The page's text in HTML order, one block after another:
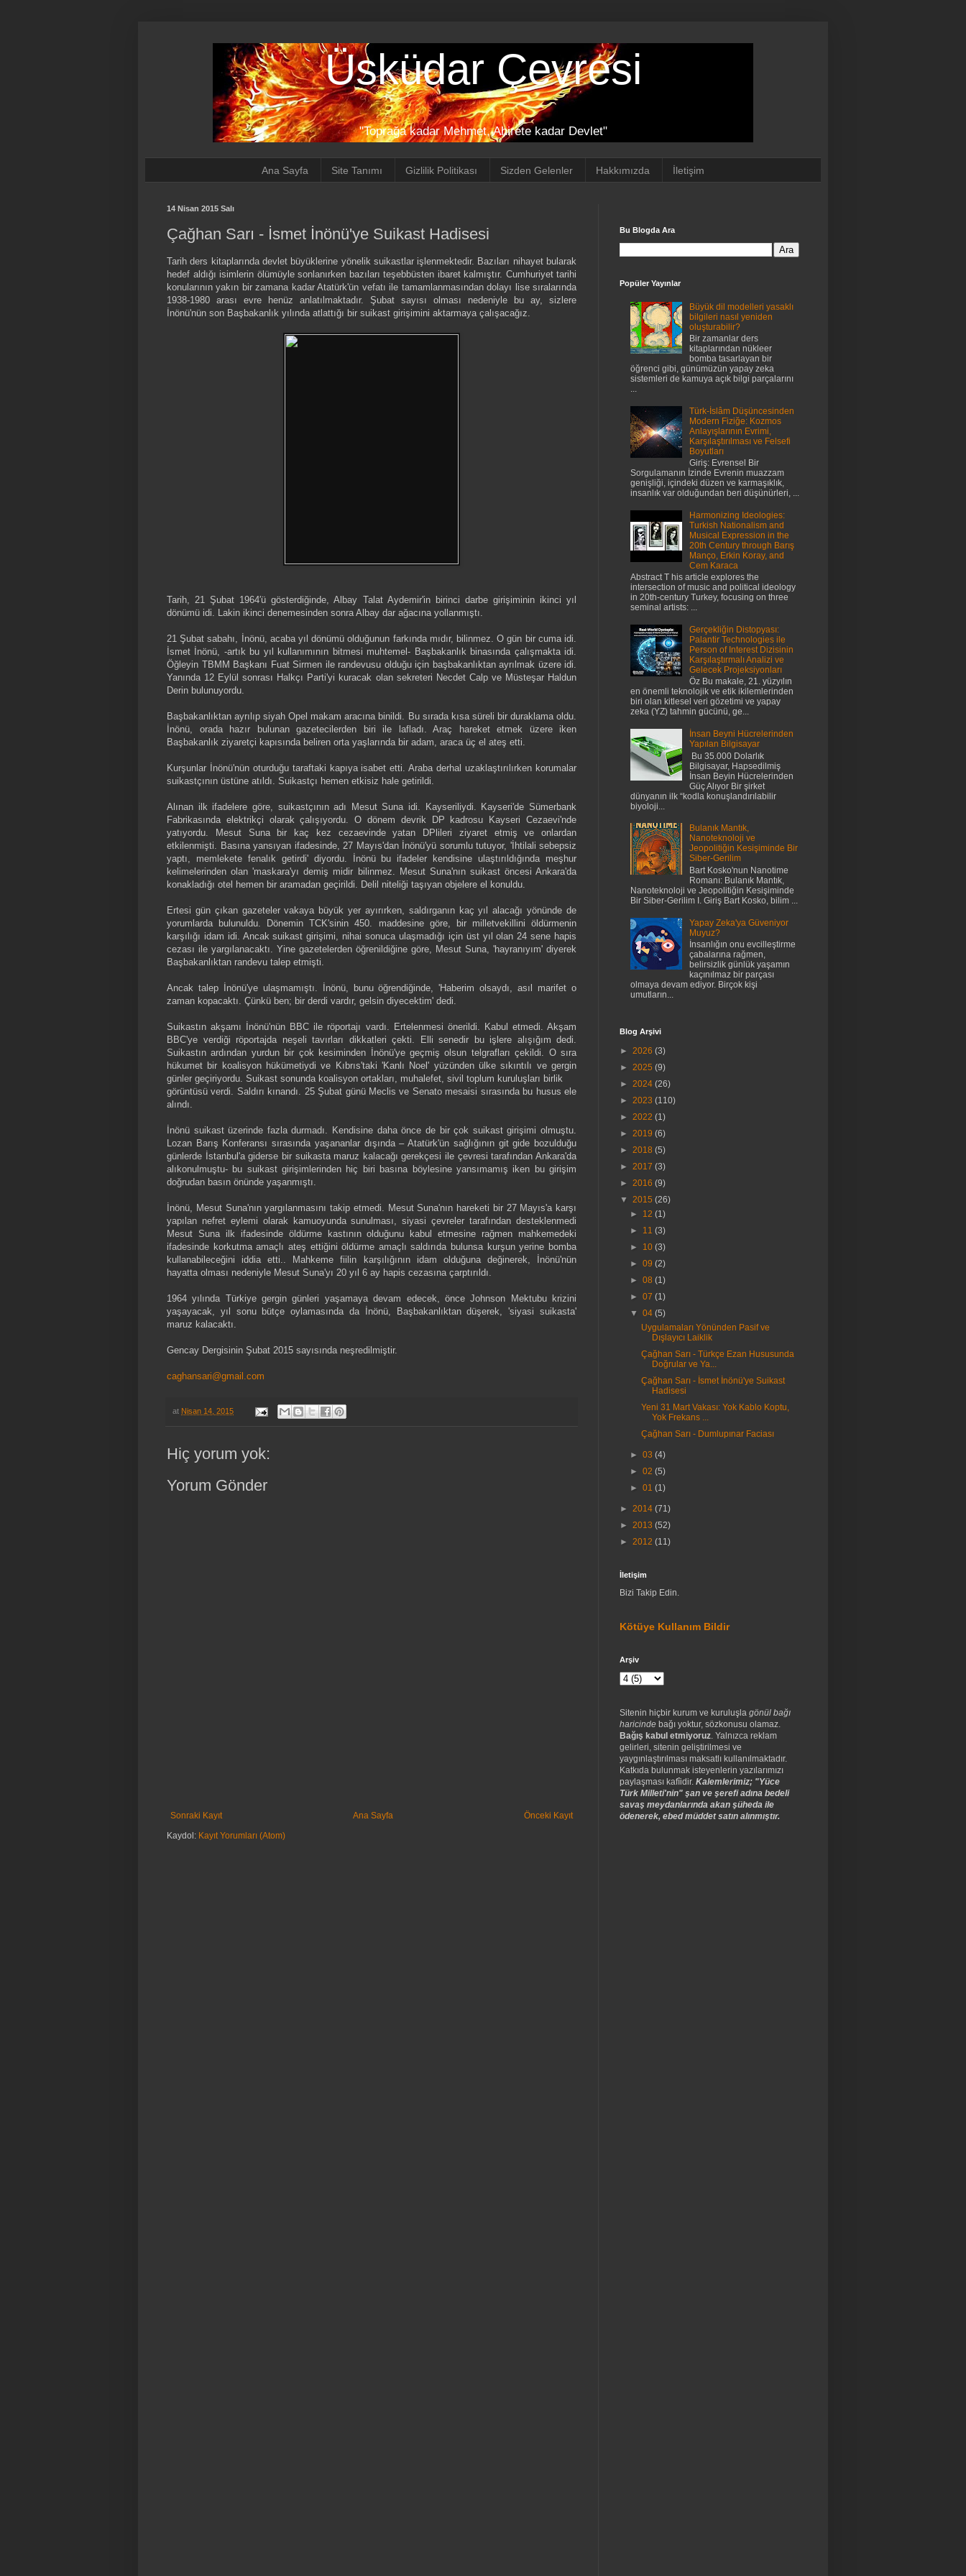
Üsküdar Çevresi
"Toprağa kadar Mehmet, Ahirete kadar Devlet"
Ana Sayfa Site Tanımı Gizlilik Politikası Sizden Gelenler Hakkımızda İletişim
14 Nisan 2015 Salı
Çağhan Sarı - İsmet İnönü'ye Suikast Hadisesi
Tarih ders kitaplarında devlet büyüklerine yönelik suikastlar işlenmektedir. Bazıları nihayet bularak
hedef aldığı isimlerin ölümüyle sonlanırken bazıları teşebbüsten ibaret kalmıştır. Cumhuriyet tarihi
konularının yakın bir zamana kadar Atatürk'ün vefatı ile tamamlanmasından dolayı lise sıralarında
1938-1980 arası evre henüz anlatılmaktadır. Şubat sayısı olması nedeniyle bu ay, sizlere
İnönü'nün son Başbakanlık yılında atlattığı bir suikast girişimini aktarmaya çalışacağız.
Tarih, 21 Şubat 1964′ü gösterdiğinde, Albay Talat Aydemir'in birinci darbe girişiminin ikinci yıl
dönümü idi. Lakin ikinci denemesinden sonra Albay dar ağacına yollanmıştı.
21 Şubat sabahı, İnönü, acaba yıl dönümü olduğunun farkında mıdır, bilinmez. O gün bir cuma idi.
İsmet İnönü, -artık bu yıl kullanımının bitmesi muhtemel- Başbakanlık binasında çalışmakta idi.
Öğleyin TBMM Başkanı Fuat Sirmen ile randevusu olduğu için başbakanlıktan ayrılmak üzere idi.
Yanında 12 Eylül sonrası Halkçı Parti'yi kuracak olan sekreteri Necdet Calp ve Müsteşar Haldun
Derin bulunuyordu.
Başbakanlıktan ayrılıp siyah Opel makam aracına binildi. Bu sırada kısa süreli bir duraklama oldu.
İnönü, orada hazır bulunan gazetecilerden biri ile lafladı. Araç hareket etmek üzere iken
Başbakanlık ziyaretçi kapısında beliren orta yaşlarında bir adam, araca üç el ateş etti.
Kurşunlar İnönü'nün oturduğu taraftaki kapıya isabet etti. Araba derhal uzaklaştırılırken korumalar
suikastçının üstüne atıldı. Suikastçı hemen etkisiz hale getirildi.
Alınan ilk ifadelere göre, suikastçının adı Mesut Suna idi. Kayseriliydi. Kayseri'de Sümerbank
Fabrikasında elektrikçi olarak çalışıyordu. O dönem devrik DP kadrosu Kayseri Cezaevi'nde
yatıyordu. Mesut Suna bir kaç kez cezaevinde yatan DPlileri ziyaret etmiş ve onlardan
etkilenmişti. Basına yansıyan ifadesinde, 27 Mayıs'dan İnönü'yü sorumlu tutuyor, 'İhtilali sebepsiz
yaptı, memlekete fenalık getirdi' diyordu. İnönü bu ifadeler kendisine ulaştırıldığında meşhur
kelimelerinden olan 'maskara'yı demiş midir bilinmez. Mesut Suna'nın suikast öncesi Ankara'da
konakladığı otel hemen bir aramadan geçirildi. Delil niteliği taşıyan objelere el konuldu.
Ertesi gün çıkan gazeteler vakaya büyük yer ayırırken, saldırganın kaç yıl alacağı yönünde de
yorumlarda bulunuldu. Dönemin TCK'sinin 450. maddesine göre, bir milletvekillini öldürmenin
karşılığı idam idi. Ancak suikast girişimi, nihai sonuca ulaşmadığı için üst yıl olan 24 sene hapis
cezası ile yargılanacaktı. Yine gazetelerden öğrenildiğine göre, Mesut Suna, 'hayranıyım' diyerek
Başbakanlıktan randevu talep etmişti.
Ancak talep İnönü'ye ulaşmamıştı. İnönü, bunu öğrendiğinde, 'Haberim olsaydı, asıl marifet o
zaman kopacaktı. Çünkü ben; bir derdi vardır, gelsin diyecektim' dedi.
Suikastın akşamı İnönü'nün BBC ile röportajı vardı. Ertelenmesi önerildi. Kabul etmedi. Akşam
BBC'ye verdiği röportajda neşeli tavırları dikkatleri çekti. Elli senedir bu işlere alışığım dedi.
Suikastın ardından yurdun bir çok kesiminden İnönü'ye geçmiş olsun telgrafları çekildi. O sıra
hükumet bir koalisyon hükümetiydi ve Kıbrıs'taki 'Kanlı Noel' yüzünden ülke sıkıntılı ve gergin
günler geçiriyordu. Suikast sonunda koalisyon ortakları, muhalefet, sivil toplum kuruluşları birlik
görüntüsü verdi. Saldırı kınandı. 25 Şubat günü Meclis ve Senato mesaisi sırasında bu husus ele
alındı.
İnönü suikast üzerinde fazla durmadı. Kendisine daha önce de bir çok suikast girişimi olmuştu.
Lozan Barış Konferansı sırasında yaşananlar dışında – Atatürk'ün sağlığının git gide bozulduğu
günlerde İstanbul'a giderse bir suikasta maruz kalacağı gerekçesi ile çevresi tarafından Ankara'da
alıkonulmuştu- bu suikast girişimlerinden hiç biri basına böylesine yansımamış iken bu girişim
doğrudan basın önünde yaşanmıştı.
İnönü, Mesut Suna'nın yargılanmasını takip etmedi. Mesut Suna'nın hareketi bir 27 Mayıs'a karşı
yapılan nefret eylemi olarak kamuoyunda sunulması, siyasi çevreler tarafından desteklenmedi
Mesut Suna ilk ifadesinde öldürme kastının olduğunu kabul etmesine rağmen mahkemedeki
ifadesinde korkutma amaçlı ateş ettiğini öldürme amaçlı saldırıda bulunsa kurşun yerine bomba
kullanabileceğini iddia etti.. Mahkeme fiilin karşılığının idam olduğuna değinerek, İnönü'nün
hayatta olması nedeniyle Mesut Suna'yı 20 yıl 6 ay hapis cezasına çarptırıldı.
1964 yılında Türkiye gergin günleri yaşamaya devam edecek, önce Johnson Mektubu krizini
yaşayacak, yıl sonu bütçe oylamasında da İnönü, Başbakanlıktan düşerek, 'siyasi suikasta'
maruz kalacaktı.
Gencay Dergisinin Şubat 2015 sayısında neşredilmiştir.
caghansari@gmail.com
at Nisan 14, 2015
Hiç yorum yok:
Yorum Gönder
Sonraki Kayıt Önceki Kayıt
Ana Sayfa
Kaydol: Kayıt Yorumları (Atom)
Bu Blogda Ara
Popüler Yayınlar
Büyük dil modelleri yasaklı
bilgileri nasıl yeniden
oluşturabilir?
Bir zamanlar ders
kitaplarından nükleer
bomba tasarlayan bir
öğrenci gibi, günümüzün yapay zeka
sistemleri de kamuya açık bilgi parçalarını
...
Türk-İslâm Düşüncesinden
Modern Fiziğe: Kozmos
Anlayışlarının Evrimi,
Karşılaştırılması ve Felsefi
Boyutları
Giriş: Evrensel Bir
Sorgulamanın İzinde Evrenin muazzam
genişliği, içindeki düzen ve karmaşıklık,
insanlık var olduğundan beri düşünürleri, ...
Harmonizing Ideologies:
Turkish Nationalism and
Musical Expression in the
20th Century through Barış
Manço, Erkin Koray, and
Cem Karaca
Abstract T his article explores the
intersection of music and political ideology
in 20th-century Turkey, focusing on three
seminal artists: ...
Gerçekliğin Distopyası:
Palantir Technologies ile
Person of Interest Dizisinin
Karşılaştırmalı Analizi ve
Gelecek Projeksiyonları
Öz Bu makale, 21. yüzyılın
en önemli teknolojik ve etik ikilemlerinden
biri olan kitlesel veri gözetimi ve yapay
zeka (YZ) tahmin gücünü, ge...
İnsan Beyni Hücrelerinden
Yapılan Bilgisayar
Bu 35.000 Dolarlık
Bilgisayar, Hapsedilmiş
İnsan Beyin Hücrelerinden
Güç Alıyor Bir şirket
dünyanın ilk “kodla konuşlandırılabilir
biyoloji...
Bulanık Mantık,
Nanoteknoloji ve
Jeopolitiğin Kesişiminde Bir
Siber-Gerilim
Bart Kosko'nun Nanotime
Romanı: Bulanık Mantık,
Nanoteknoloji ve Jeopolitiğin Kesişiminde
Bir Siber-Gerilim I. Giriş Bart Kosko, bilim ...
Yapay Zeka'ya Güveniyor
Muyuz?
İnsanlığın onu evcilleştirme
çabalarına rağmen,
belirsizlik günlük yaşamın
kaçınılmaz bir parçası
olmaya devam ediyor. Birçok kişi
umutların...
Blog Arşivi
► 2026 (3)
► 2025 (9)
► 2024 (26)
► 2023 (110)
► 2022 (1)
► 2019 (6)
► 2018 (5)
► 2017 (3)
► 2016 (9)
▼ 2015 (26)
► 12(1)
► 11(3)
► 10(3)
►09(2)
►08(1)
►07(1)
▼04(5)
Uygulamaları Yönünden Pasif ve
Dışlayıcı Laiklik
Çağhan Sarı - Türkçe Ezan Hususunda
Doğrular ve Ya...
Çağhan Sarı - İsmet İnönü'ye Suikast
Hadisesi
Yeni 31 Mart Vakası: Yok Kablo Koptu,
Yok Frekans ...
Çağhan Sarı - Dumlupınar Faciası
►03(4)
►02(5)
►01(1)
► 2014 (71)
► 2013 (52)
► 2012 (11)
İletişim
Bizi Takip Edin.
Kötüye Kullanım Bildir
Arşiv
Sitenin hiçbir kurum ve kuruluşla gönül bağı
haricinde bağı yoktur, sözkonusu olamaz.
Bağış kabul etmiyoruz. Yalnızca reklam
gelirleri, sitenin geliştirilmesi ve
yaygınlaştırılması maksatlı kullanılmaktadır.
Katkıda bulunmak isteyenlerin yazılarımızı
paylaşması kafîidir. Kalemlerimiz; "Yüce
Türk Milleti'nin" şan ve şerefi adına bedeli
savaş meydanlarında akan şüheda ile
ödenerek, ebed müddet satın alınmıştır.